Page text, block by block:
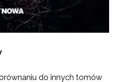
do innych tomów